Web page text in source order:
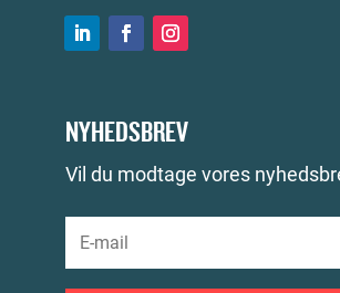
NYHEDSBREV
Vil du modtage vores